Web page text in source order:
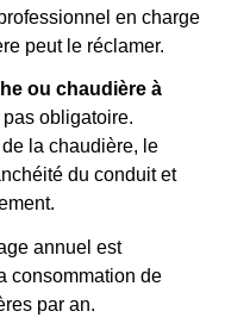
en charge
peut le réclamer.
ou chaudière à
pas obligatoire.
la chaudière, le
du conduit et
annuel est
consommation de
par an.